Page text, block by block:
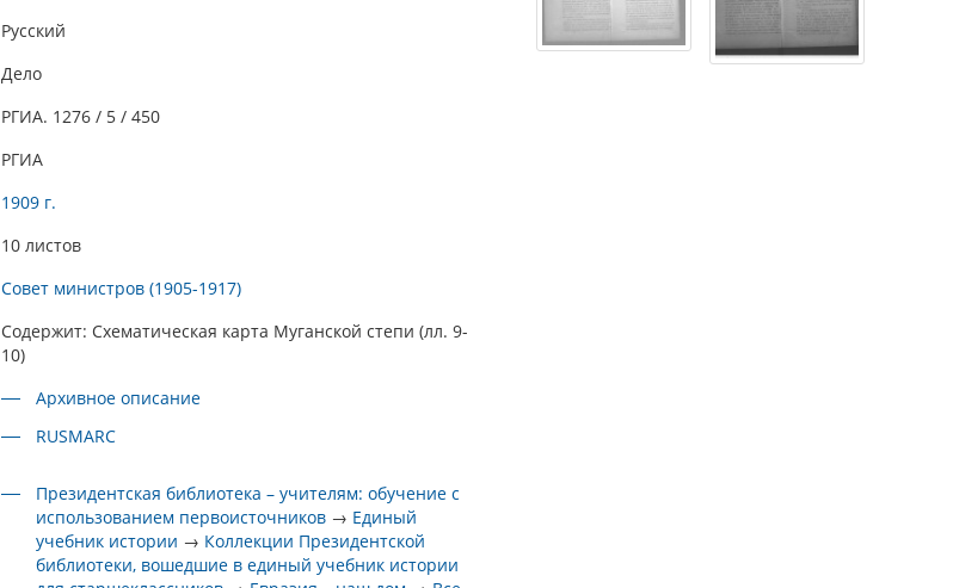
Русский
Дело
РГИА. 1276 / 5 / 450
РГИА
1909 г.
10 листов
Совет министров (1905-1917)
Содержит: Схематическая карта Муганской степи (лл. 9-
10)
Архивное описание
RUSMARC
Президентская библиотека – учителям: обучение с
использованием первоисточников → Единый
учебник истории → Коллекции Президентской
библиотеки, вошедшие в единый учебник истории